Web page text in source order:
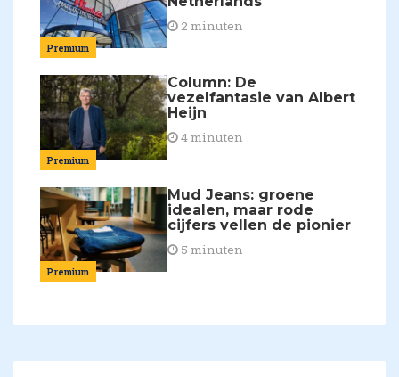
Premium
2 minuten
Premium
Column: De
vezelfantasie van Albert
Heijn
4 minuten
Premium
Mud Jeans: groene
idealen, maar rode
cijfers vellen de pionier
5 minuten